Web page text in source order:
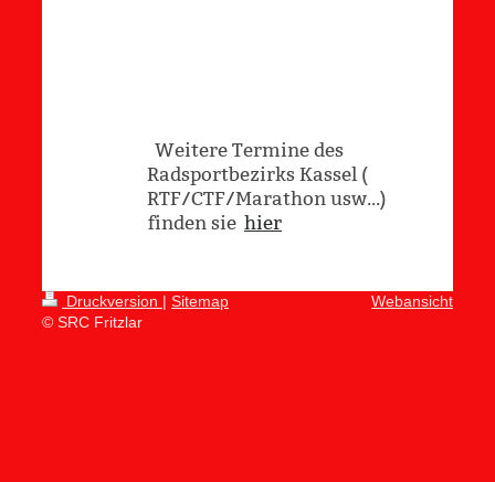
Weitere Termine des
Radsportbezirks Kassel (
RTF/CTF/Marathon usw...)
finden sie hier
Druckversion | Sitemap
© SRC Fritzlar
Webansicht